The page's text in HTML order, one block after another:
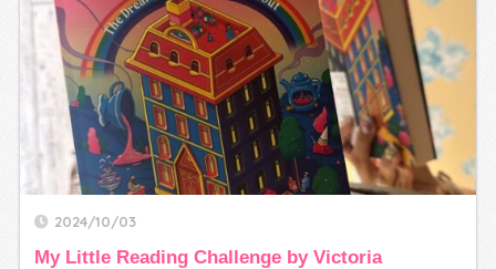
2024/10/03
My Little Reading Challenge by Victoria